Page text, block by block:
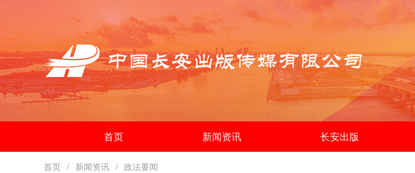
首页 新闻资讯 长安出版
首页 新闻资讯 政法要闻